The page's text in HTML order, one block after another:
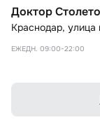
Доктор
Краснодар, улица
ЕЖЕДН. 09:00-22:00